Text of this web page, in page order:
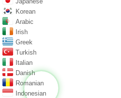
Korean
Arabic
Irish
Greek
Turkish
Italian
Danish
Romanian
Indonesian